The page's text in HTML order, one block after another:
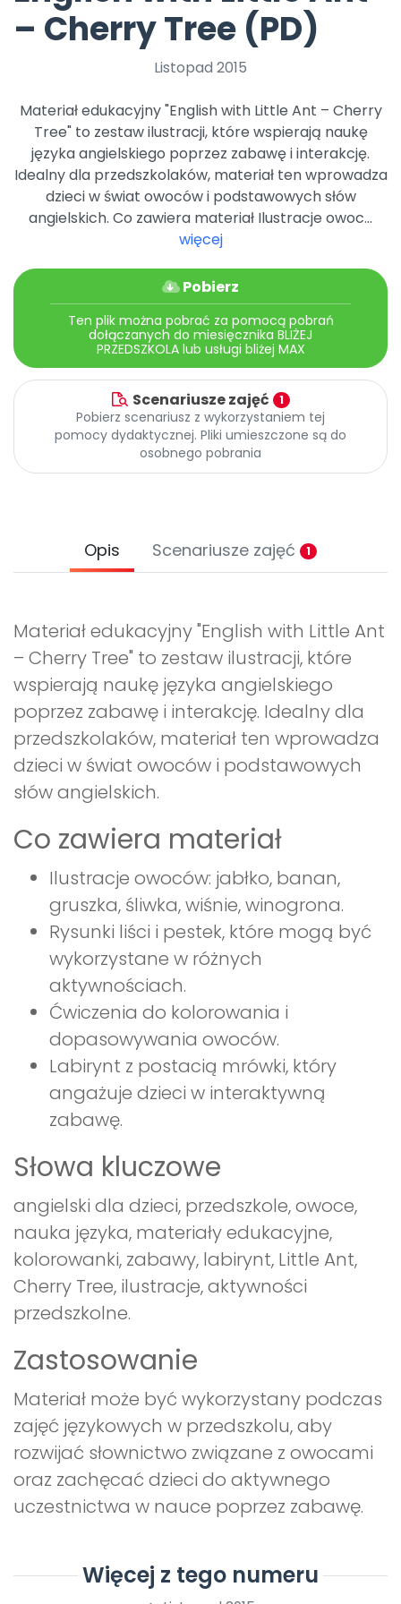
Pomoc
Promocje
– Cherry Tree (PD)
Listopad 2015
Materiał edukacyjny "English with Little Ant – Cherry
Tree" to zestaw ilustracji, które wspierają naukę
języka angielskiego poprzez zabawę i interakcję.
Idealny dla przedszkolaków, materiał ten wprowadza
dzieci w świat owoców i podstawowych słów
angielskich. Co zawiera materiał Ilustracje owoc...
więcej
Pobierz
Ten plik można pobrać za pomocą pobrań
dołączanych do miesięcznika BLIŻEJ
PRZEDSZKOLA lub usługi bliżej MAX
Scenariusze zajęć 1
Pobierz scenariusz z wykorzystaniem tej
pomocy dydaktycznej. Pliki umieszczone są do
osobnego pobrania
Opis Scenariusze zajęć 1
Materiał edukacyjny "English with Little Ant
– Cherry Tree" to zestaw ilustracji, które
wspierają naukę języka angielskiego
poprzez zabawę i interakcję. Idealny dla
przedszkolaków, materiał ten wprowadza
dzieci w świat owoców i podstawowych
słów angielskich.
Co zawiera materiał
Ilustracje owoców: jabłko, banan,
gruszka, śliwka, wiśnie, winogrona.
Rysunki liści i pestek, które mogą być
wykorzystane w różnych
aktywnościach.
Ćwiczenia do kolorowania i
dopasowywania owoców.
Labirynt z postacią mrówki, który
angażuje dzieci w interaktywną
zabawę.
Słowa kluczowe
angielski dla dzieci, przedszkole, owoce,
nauka języka, materiały edukacyjne,
kolorowanki, zabawy, labirynt, Little Ant,
Cherry Tree, ilustracje, aktywności
przedszkolne.
Zastosowanie
Materiał może być wykorzystany podczas
zajęć językowych w przedszkolu, aby
rozwijać słownictwo związane z owocami
oraz zachęcać dzieci do aktywnego
uczestnictwa w nauce poprzez zabawę.
Więcej z tego numeru